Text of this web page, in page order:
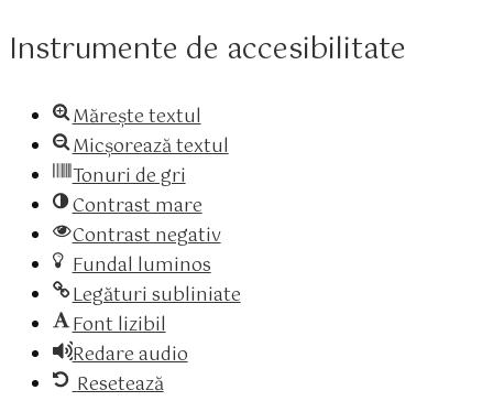
Instrumente de accesibilitate
Mărește textul
Micșorează textul
Tonuri de gri
Contrast mare
Contrast negativ
Fundal luminos
Legături subliniate
Font lizibil
Redare audio
Resetează